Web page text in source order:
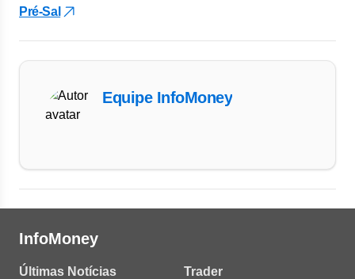
Pré-Sal
Equipe InfoMoney
InfoMoney
Últimas Notícias Trader